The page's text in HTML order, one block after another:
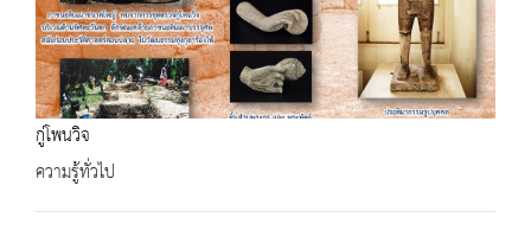
กู่โพนวิจ
ความรู้ทั่วไป